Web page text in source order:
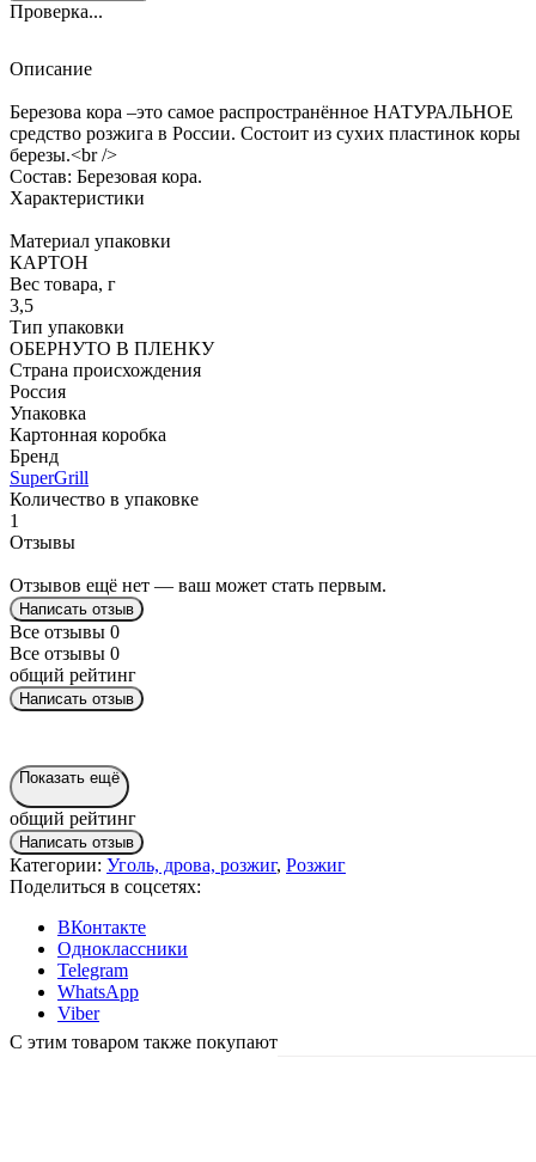
Проверка...
Описание
Березова кора –это самое распространённое НАТУРАЛЬНОЕ
средство розжига в России. Состоит из сухих пластинок коры
березы.<br />
Состав: Березовая кора.
Характеристики
Материал упаковки
КАРТОН
Вес товара, г
3,5
Тип упаковки
ОБЕРНУТО В ПЛЕНКУ
Страна происхождения
Россия
Упаковка
Картонная коробка
Бренд
SuperGrill
Количество в упаковке
1
Отзывы
Отзывов ещё нет — ваш может стать первым.
Написать отзыв
Все отзывы 0
Все отзывы 0
общий рейтинг
Написать отзыв
Показать ещё
общий рейтинг
Написать отзыв
Категории: Уголь, дрова, розжиг, Розжиг
Поделиться в соцсетях:
ВКонтакте
Одноклассники
Telegram
WhatsApp
Viber
С этим товаром также покупают